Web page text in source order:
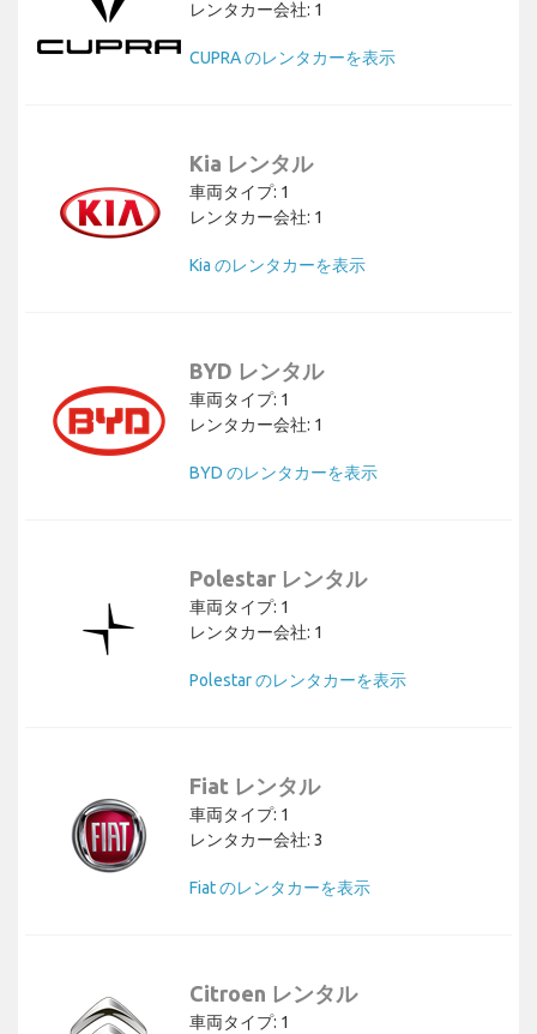
レンタカー会社: 1
CUPRA のレンタカーを表示
Kia レンタル
車両タイプ: 1
レンタカー会社: 1
Kia のレンタカーを表示
BYD レンタル
車両タイプ: 1
レンタカー会社: 1
BYD のレンタカーを表示
Polestar レンタル
車両タイプ: 1
レンタカー会社: 1
Polestar のレンタカーを表示
Fiat レンタル
車両タイプ: 1
レンタカー会社: 3
Fiat のレンタカーを表示
Citroen レンタル
車両タイプ: 1